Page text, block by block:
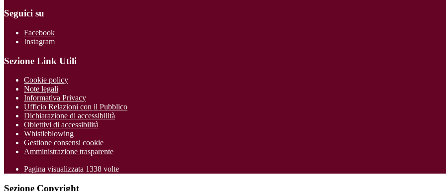
Seguici su
Facebook
Instagram
Sezione Link Utili
Cookie policy
Note legali
Informativa Privacy
Ufficio Relazioni con il Pubblico
Dichiarazione di accessibilità
Obiettivi di accessibilità
Whistleblowing
Gestione consensi cookie
Amministrazione trasparente
Pagina visualizzata 1338 volte
Sezione Copyright